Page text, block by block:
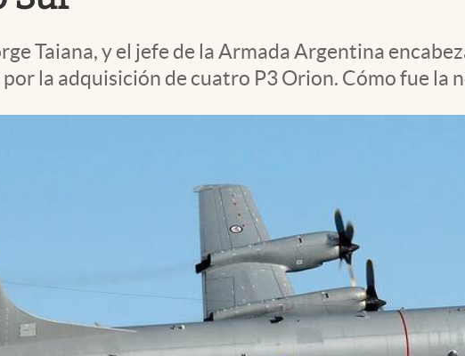
Taiana, y el jefe de la Armada Argentina
la adquisición de cuatro P3 Orion. Cómo fue la